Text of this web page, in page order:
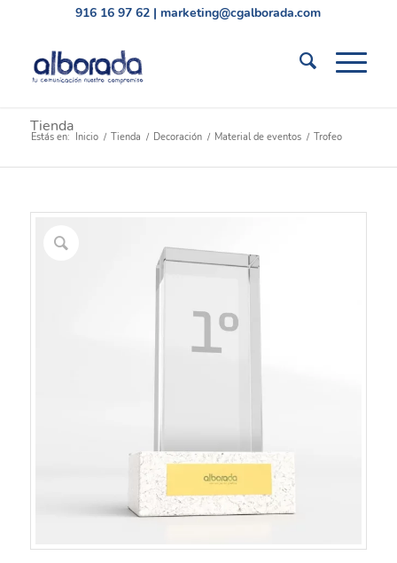
916 16 97 62 | marketing@cgalborada.com
Tienda
Estás en: Inicio / Tienda / Decoración / Material de eventos / Trofeo